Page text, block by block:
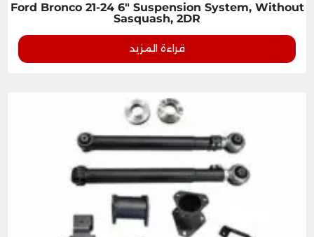
Ford Bronco 21-24 6" Suspension System, Without
Sasquash, 2DR
قراءة المزيد